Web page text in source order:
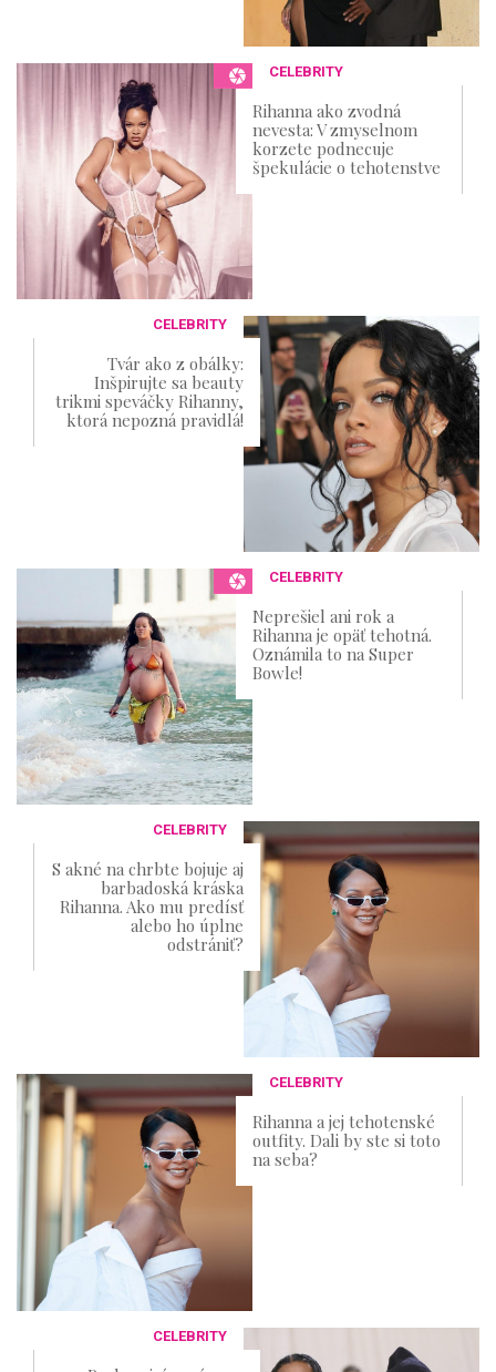
CELEBRITY
Rihanna ako zvodná
nevesta: V zmyselnom
korzete podnecuje
špekulácie o tehotenstve
CELEBRITY
Tvár ako z obálky:
Inšpirujte sa beauty
trikmi speváčky Rihanny,
ktorá nepozná pravidlá!
CELEBRITY
Neprešiel ani rok a
Rihanna je opäť tehotná.
Oznámila to na Super
Bowle!
CELEBRITY
S akné na chrbte bojuje aj
barbadoská kráska
Rihanna. Ako mu predísť
alebo ho úplne
odstrániť?
CELEBRITY
Rihanna a jej tehotenské
outfity. Dali by ste si toto
na seba?
CELEBRITY